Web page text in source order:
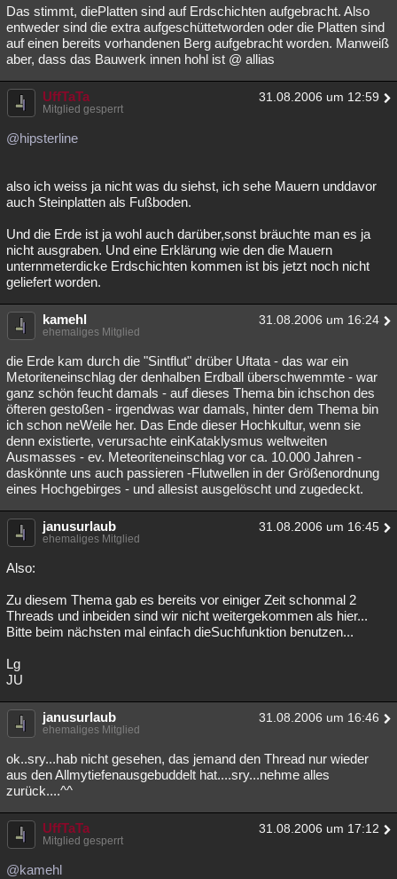
Das stimmt, diePlatten sind auf Erdschichten aufgebracht. Also
entweder sind die extra aufgeschüttetworden oder die Platten sind
auf einen bereits vorhandenen Berg aufgebracht worden. Manweiß
aber, dass das Bauwerk innen hohl ist @ allias
UffTaTa 31.08.2006 um 12:59
Mitglied gesperrt
@hipsterline
also ich weiss ja nicht was du siehst, ich sehe Mauern unddavor
auch Steinplatten als Fußboden.
Und die Erde ist ja wohl auch darüber,sonst bräuchte man es ja
nicht ausgraben. Und eine Erklärung wie den die Mauern
unternmeterdicke Erdschichten kommen ist bis jetzt noch nicht
geliefert worden.
kamehl 31.08.2006 um 16:24
ehemaliges Mitglied
die Erde kam durch die "Sintflut" drüber Uftata - das war ein
Metoriteneinschlag der denhalben Erdball überschwemmte - war
ganz schön feucht damals - auf dieses Thema bin ichschon des
öfteren gestoßen - irgendwas war damals, hinter dem Thema bin
ich schon neWeile her. Das Ende dieser Hochkultur, wenn sie
denn existierte, verursachte einKataklysmus weltweiten
Ausmasses - ev. Meteoriteneinschlag vor ca. 10.000 Jahren -
daskönnte uns auch passieren -Flutwellen in der Größenordnung
eines Hochgebirges - und allesist ausgelöscht und zugedeckt.
janusurlaub 31.08.2006 um 16:45
ehemaliges Mitglied
Also:
Zu diesem Thema gab es bereits vor einiger Zeit schonmal 2
Threads und inbeiden sind wir nicht weitergekommen als hier...
Bitte beim nächsten mal einfach dieSuchfunktion benutzen...
Lg
JU
janusurlaub 31.08.2006 um 16:46
ehemaliges Mitglied
ok..sry...hab nicht gesehen, das jemand den Thread nur wieder
aus den Allmytiefenausgebuddelt hat....sry...nehme alles
zurück....^^
UffTaTa 31.08.2006 um 17:12
Mitglied gesperrt
@kamehl